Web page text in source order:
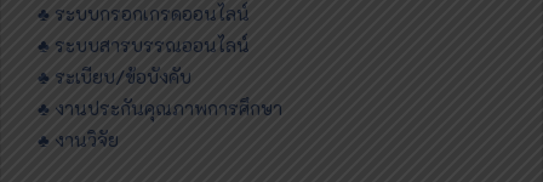
♣ ระบบกรอกเกรดออนไลน์
♣ ระบบสารบรรณออนไลน์
♣ ระเบียบ/ข้อบังคับ
♣ งานประกันคุณภาพการศึกษา
♣ งานวิจัย